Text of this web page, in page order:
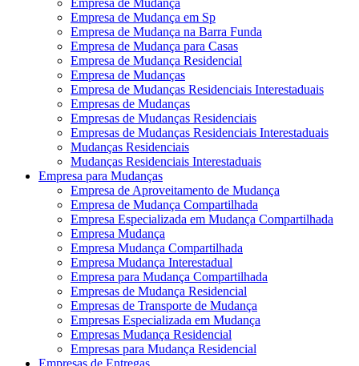
Empresa de Mudança
Empresa de Mudança em Sp
Empresa de Mudança na Barra Funda
Empresa de Mudança para Casas
Empresa de Mudança Residencial
Empresa de Mudanças
Empresa de Mudanças Residenciais Interestaduais
Empresas de Mudanças
Empresas de Mudanças Residenciais
Empresas de Mudanças Residenciais Interestaduais
Mudanças Residenciais
Mudanças Residenciais Interestaduais
Empresa para Mudanças
Empresa de Aproveitamento de Mudança
Empresa de Mudança Compartilhada
Empresa Especializada em Mudança Compartilhada
Empresa Mudança
Empresa Mudança Compartilhada
Empresa Mudança Interestadual
Empresa para Mudança Compartilhada
Empresas de Mudança Residencial
Empresas de Transporte de Mudança
Empresas Especializada em Mudança
Empresas Mudança Residencial
Empresas para Mudança Residencial
Empresas de Entregas